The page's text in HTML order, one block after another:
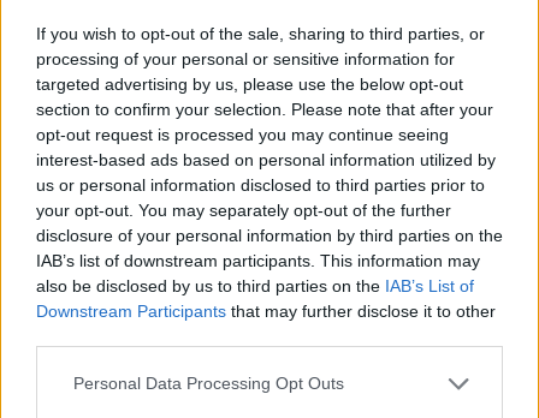
If you wish to opt-out of the sale, sharing to third parties, or
processing of your personal or sensitive information for
targeted advertising by us, please use the below opt-out
section to confirm your selection. Please note that after your
opt-out request is processed you may continue seeing
interest-based ads based on personal information utilized by
us or personal information disclosed to third parties prior to
your opt-out. You may separately opt-out of the further
disclosure of your personal information by third parties on the
IAB’s list of downstream participants. This information may
also be disclosed by us to third parties on the IAB’s List of
Downstream Participants that may further disclose it to other
Personal Data Processing Opt Outs
A pénztárcánkon is érezni fogjuk a brutális
aszályt: erre figyelmezetetnek most a gazdák
A fogyasztóknak hamarosan a legtöbb alapvető
élelmiszer esetében magasabb árakkal kell számolniuk.